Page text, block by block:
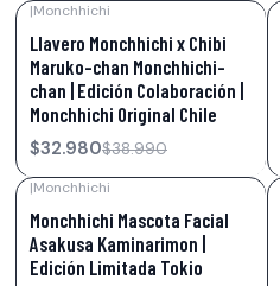
|Monchhichi
Llavero Monchhichi x Chibi
Maruko-chan Monchhichi-
chan | Edición Colaboración |
Monchhichi Original Chile
$32.980$38.990
|Monchhichi
Monchhichi Mascota Facial
Asakusa Kaminarimon |
Edición Limitada Tokio